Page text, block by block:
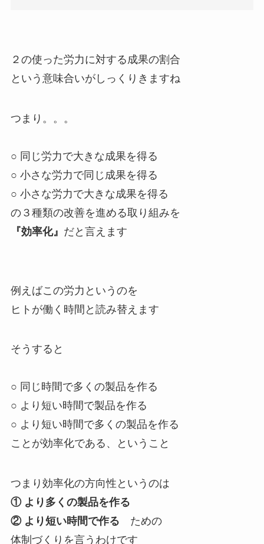
２の使った労力に対する成果の割合
という意味合いがしっくりきますね
つまり。。。
○ 同じ労力で大きな成果を得る
○ 小さな労力で同じ成果を得る
○ 小さな労力で大きな成果を得る
の３種類の改善を進める取り組みを
『効率化』 だと言えます
例えばこの労力というのを
ヒトが働く時間と読み替えます
そうすると
○ 同じ時間で多くの製品を作る
○ より短い時間で製品を作る
○ より短い時間で多くの製品を作る
ことが効率化である、ということ
つまり効率化の方向性というのは
① より多くの製品を作る
② より短い時間で作る ための
体制づくりを言うわけです